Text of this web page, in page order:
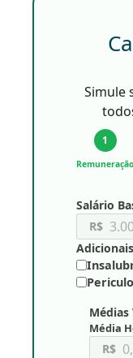
Simule
1
Remuneração
Salário
R$
Médias
Média
R$